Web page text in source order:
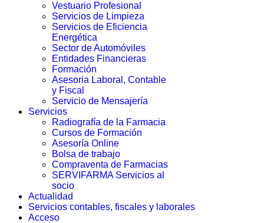
Vestuario Profesional
Servicios de Limpieza
Servicios de Eficiencia
Energética
Sector de Automóviles
Entidades Financieras
Formación
Asesoria Laboral, Contable
y Fiscal
Servicio de Mensajería
Servicios
Radiografía de la Farmacia
Cursos de Formación
Asesoría Online
Bolsa de trabajo
Compraventa de Farmacias
SERVIFARMA Servicios al
socio
Actualidad
Servicios contables, fiscales y laborales
Acceso